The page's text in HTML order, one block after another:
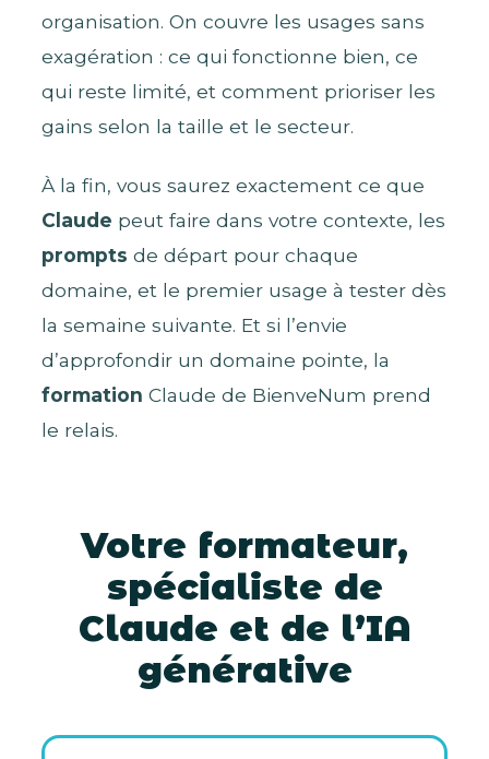
organisation. On couvre les usages sans
exagération : ce qui fonctionne bien, ce
qui reste limité, et comment prioriser les
gains selon la taille et le secteur.
À la fin, vous saurez exactement ce que
Claude peut faire dans votre contexte, les
prompts de départ pour chaque
domaine, et le premier usage à tester dès
la semaine suivante. Et si l’envie
d’approfondir un domaine pointe, la
formation Claude de BienveNum prend
le relais.
Votre formateur,
spécialiste de
Claude et de l’IA
générative